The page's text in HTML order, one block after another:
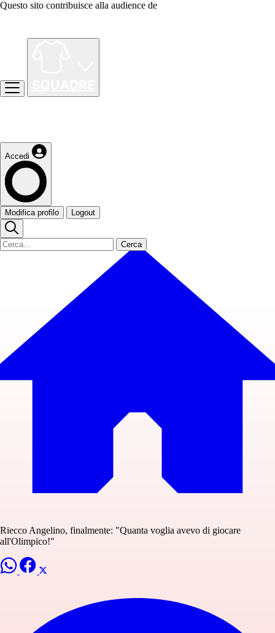
Questo sito contribuisce alla audience de
Accedi
Modifica profilo Logout
Cerca
Riecco Angelino, finalmente: "Quanta voglia avevo di giocare
all'Olimpico!"